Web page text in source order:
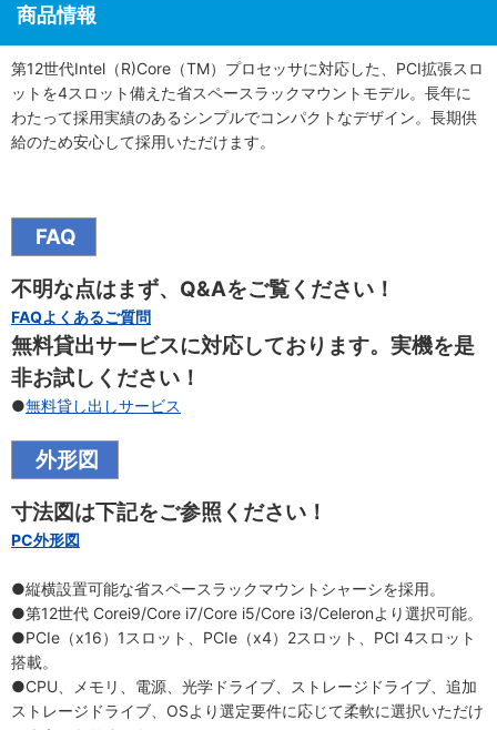
商品情報
第12世代Intel（R)Core（TM）プロセッサに対応した、PCI拡張スロ
ットを4スロット備えた省スペースラックマウントモデル。長年に
わたって採用実績のあるシンプルでコンパクトなデザイン。長期供
給のため安心して採用いただけます。
FAQ
不明な点はまず、Q&Aをご覧ください！
FAQよくあるご質問
無料貸出サービスに対応しております。実機を是
非お試しください！
●無料貸し出しサービス
外形図
寸法図は下記をご参照ください！
PC外形図
●縦横設置可能な省スペースラックマウントシャーシを採用。
●第12世代 Corei9/Core i7/Core i5/Core i3/Celeronより選択可能。
●PCIe（x16）1スロット、PCIe（x4）2スロット、PCI 4スロット
搭載。
●CPU、メモリ、電源、光学ドライブ、ストレージドライブ、追加
ストレージドライブ、OSより選定要件に応じて柔軟に選択いただけ